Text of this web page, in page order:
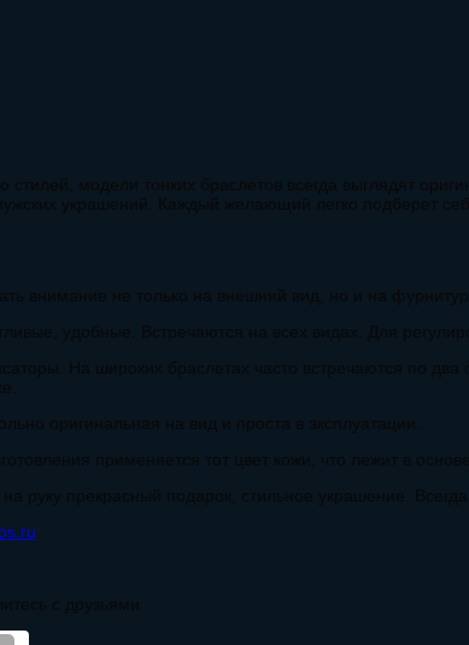
стилей, модели тонких браслетов всегда выглядят
украшений. Каждый желающий легко подберет
внимание не только на внешний вид, но и на
удобные. Встречаются на всех видах. Для
На широких браслетах часто встречаются по
оригинальная на вид и проста в эксплуатации.
применяется тот цвет кожи, что лежит в основе
руку прекрасный подарок, стильное украшение.
с друзьями